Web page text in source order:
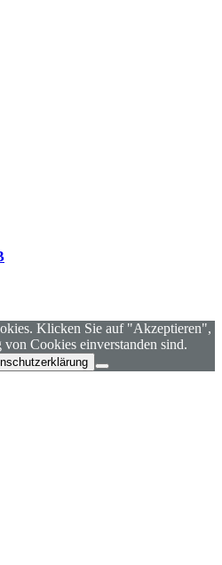
Klicken Sie auf "Akzeptieren",
Cookies einverstanden sind.